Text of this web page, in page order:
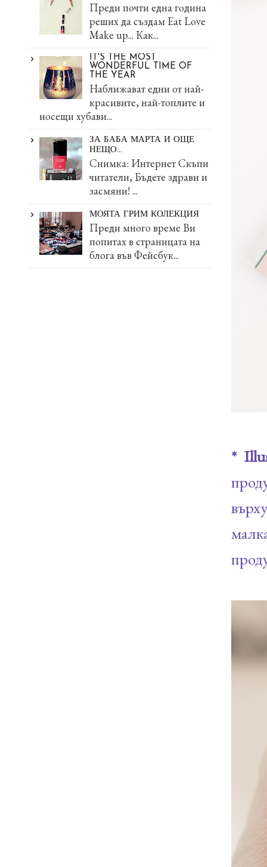
*
Преди почти една година
реших да създам Eat Love
Make up... Как...
IT'S THE MOST
WONDERFUL TIME OF
THE YEAR
Наближават едни от най-
красивите, най-топлите и
носещи хубави...
ЗА БАБА МАРТА И ОЩЕ
НЕЩО...
Снимка: Интернет Скъпи
читатели, Бъдете здрави и
засмяни! ...
МОЯТА ГРИМ КОЛЕКЦИЯ
Преди много време Ви
попитах в страницата на
блога във Фейсбук...